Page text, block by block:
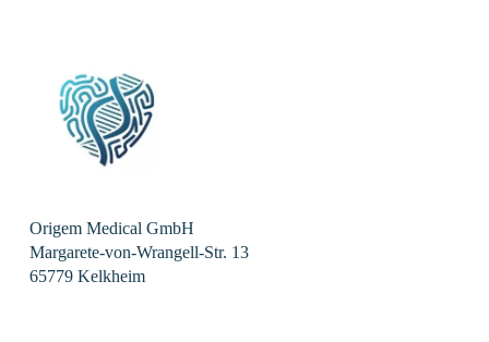
Origem Medical GmbH
Margarete-von-Wrangell-Str. 13
65779 Kelkheim